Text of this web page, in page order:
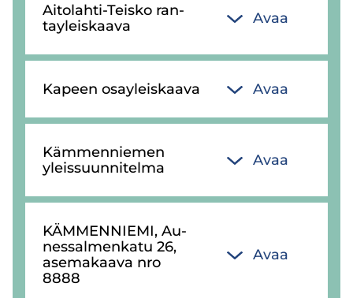
Aitolahti-​Teisko ran­
tay­leis­kaa­va
Avaa
Ka­peen osay­leis­kaa­va Avaa
Käm­men­nie­men
yleis­suun­ni­tel­ma
Avaa
KÄM­MEN­NIE­MI, Au­
nes­sal­men­ka­tu 26,
ase­ma­kaa­va nro
8888
Avaa